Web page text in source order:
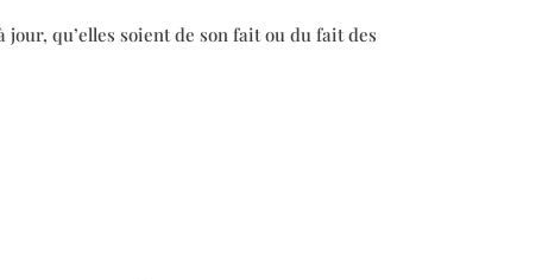
qu’elles soient de son fait ou du fait des